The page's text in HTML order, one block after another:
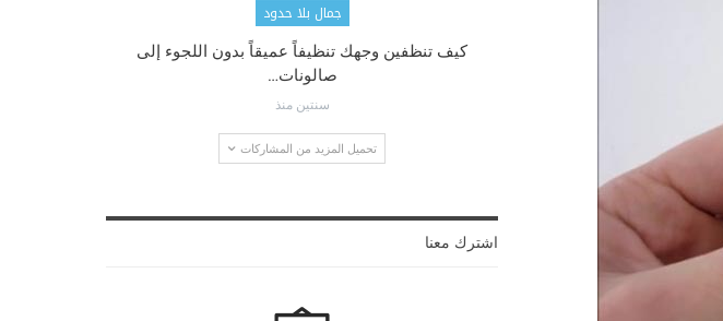
جمال بلا حدود
كيف تنظفين وجهك تنظيفاً عميقاً بدون اللجوء إلى
صالونات…
سنتين منذ
تحميل المزيد من المشاركات
اشترك معنا